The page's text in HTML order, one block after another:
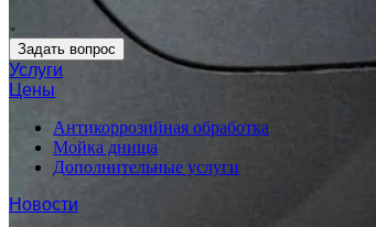
Задать вопрос
Услуги
Цены
Антикоррозийная обработка
Мойка днища
Дополнительные услуги
Новости